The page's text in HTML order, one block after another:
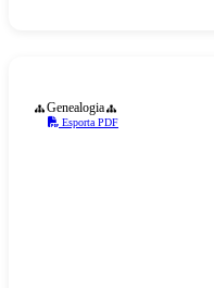
Genealogia
Esporta PDF